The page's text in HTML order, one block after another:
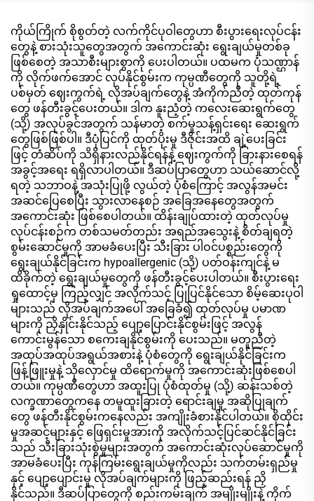
ကိုယ်ကြိုက် စိုစွတ်တဲ့ လက်ကိုင်ပုဝါတွေဟာ စီးပွားရေးလုပ်ငန်း
တွေနဲ့ စားသုံးသူတွေအတွက် အကောင်းဆုံး ရွေးချယ်မှုတစ်ခု
ဖြစ်စေတဲ့ အသာစီးများစွာကို ပေးပါတယ်။ ပထမက ပုံသဏ္ဌာန်
ကို လိုက်ဖက်အောင် လုပ်နိုင်စွမ်းက ကုမ္ပဏီတွေကို သူတို့ရဲ့
ပစ်မှတ် ဈေးကွက်ရဲ့ လိုအပ်ချက်တွေနဲ့ အံကိုက်ညီတဲ့ ထုတ်ကုန်
တွေ ဖန်တီးခွင့်ပေးတယ်။ ဒါက နူးညံ့တဲ့ ကလေးဆေးရွက်တွေ
(သို့) အလုပ်ခွင်အတွက် သန်မာတဲ့ စက်မှုသန့်ရှင်းရေး ဆေးရွက်
တွေဖြစ်ဖြစ်ပါ။ ဒီပုံပြင်ကို ထုတ်ပိုးမှု ဒီဇိုင်းအထိ ချဲ့ပေးခြင်း
ဖြင့် တံဆိပ်ကို သိရှိနားလည်နိုင်ရန်နဲ့ ဈေးကွက်ကို ခြားနားစေရန်
အခွင့်အရေး ရရှိလာပါတယ်။ ဒီဆပ်ပြာတွေဟာ သယ်ဆောင်လို့
ရတဲ့ သဘာဝနဲ့ အသုံးပြုဖို့ လွယ်တဲ့ ပုံစံကြောင့် အလွန်အမင်း
အဆင်ပြေစေပြီး သွားလာနေစဉ် အခြေအနေတွေအတွက်
အကောင်းဆုံး ဖြစ်စေပါတယ်။ ထိန်းချုပ်ထားတဲ့ ထုတ်လုပ်မှု
လုပ်ငန်းစဉ်က တစ်သမတ်တည်း အရည်အသွေးနဲ့ စိတ်ချရတဲ့
စွမ်းဆောင်မှုကို အာမခံပေးပြီး သီးခြား ပါဝင်ပစ္စည်းတွေကို
ရွေးချယ်နိုင်ခြင်းက hypoallergenic (သို့) ပတ်ဝန်းကျင်နဲ့ မ
ထိခိုက်တဲ့ ရွေးချယ်မှုတွေကို ဖန်တီးခွင့်ပေးပါတယ်။ စီးပွားရေး
ရှုထောင့်မှ ကြည့်လျှင် အလိုက်သင့် ပြုပြင်နိုင်သော စိမ့်ဆေးပုဝါ
များသည် လိုအပ်ချက်အပေါ် အခြေခံ၍ ထုတ်လုပ်မှု ပမာဏ
များကို ညှိနှိုင်းနိုင်သည့် ပျော့ပြောင်းနိုင်စွမ်းဖြင့် အလွန်
ကောင်းမွန်သော စကေးချနိုင်စွမ်းကို ပေးသည်။ မတူညီတဲ့
အထုပ်အထုပ်အရွယ်အစားနဲ့ ပုံစံတွေကို ရွေးချယ်နိုင်ခြင်းက
ဖြန့်ဖြူးမှုနဲ့ သိုလှောင်မှု ထိရောက်မှုကို အကောင်းဆုံးဖြစ်စေပါ
တယ်။ ကုမ္ပဏီတွေဟာ အထူးပြု ပုံစံထုတ်မှု (သို့) ဆန်းသစ်တဲ့
လက္ခဏာတွေကနေ တမူထူးခြားတဲ့ ရောင်းချမှု အဆိုပြုချက်
တွေ ဖန်တီးနိုင်စွမ်းကနေလည်း အကျိုးခံစားနိုင်ပါတယ်။ စိုထိုင်း
မှုအဆင့်များနှင့် ဖြေရှင်းမှုအားကို အလိုက်သင့်ပြင်ဆင်နိုင်ခြင်း
သည် သီးခြားသုံးစွဲမှုများအတွက် အကောင်းဆုံးလုပ်ဆောင်မှုကို
အာမခံပေးပြီး ကုန်ကြမ်းရွေးချယ်မှုကိုလည်း သက်တမ်းရှည်မှု
နှင့် ပျော့ပျောင်းမှု လိုအပ်ချက်များကို ဖြည့်ဆည်းရန် ညှိ
နိုင်သည်။ ဒီဆပ်ပြာတွေကို စည်းကမ်းချက် အမျိုးမျိုးနဲ့ ကိုက်